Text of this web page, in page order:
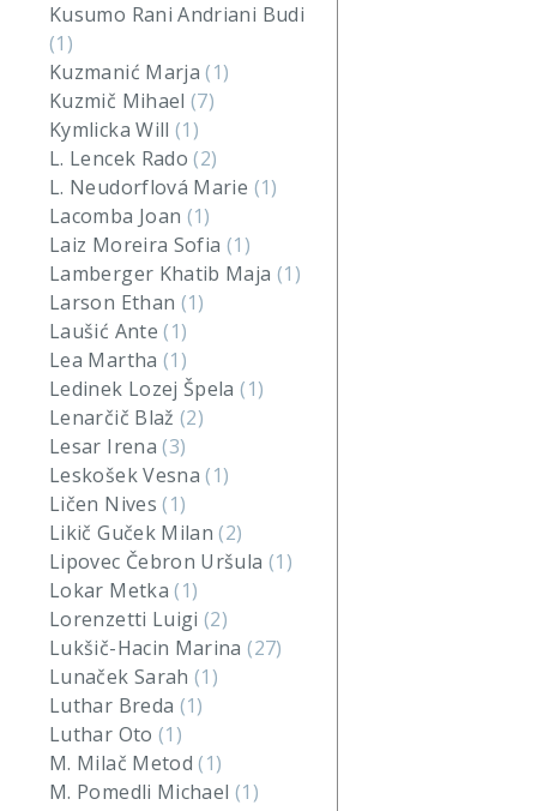
Kusumo Rani Andriani Budi
(1)
Kuzmanić Marja(1)
Kuzmič Mihael(7)
Kymlicka Will(1)
L. Lencek Rado(2)
L. Neudorflová Marie (1)
Lacomba Joan (1)
Laiz Moreira Sofia (1)
Lamberger Khatib Maja (1)
Larson Ethan (1)
Laušić Ante(1)
Lea Martha (1)
Ledinek Lozej Špela(1)
Lenarčič Blaž(2)
Lesar Irena(3)
Leskošek Vesna(1)
Ličen Nives(1)
Likič Guček Milan(2)
Lipovec Čebron Uršula (1)
Lokar Metka(1)
Lorenzetti Luigi(2)
Lukšič-Hacin Marina(27)
Lunaček Sarah(1)
Luthar Breda (1)
Luthar Oto (1)
M. Milač Metod(1)
M. Pomedli Michael (1)